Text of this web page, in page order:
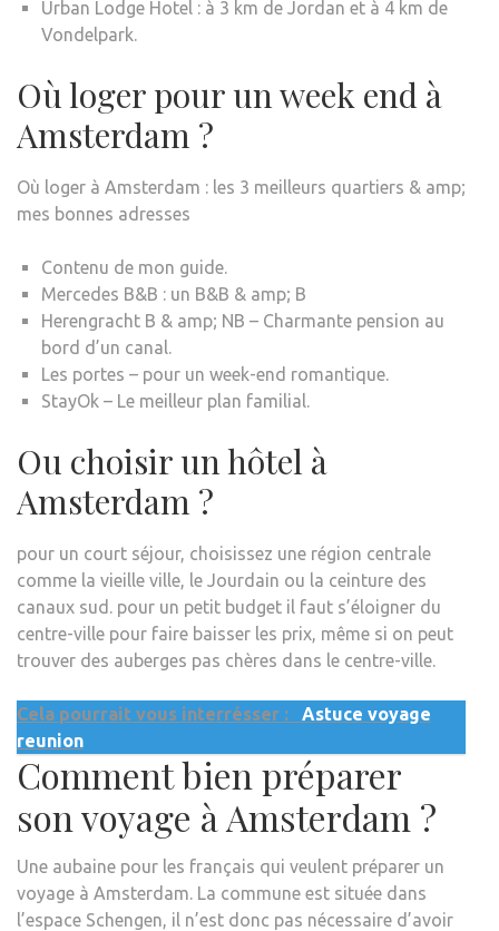
Urban Lodge Hotel : à 3 km de Jordan et à 4 km de
Vondelpark.
Où loger pour un week end à
Amsterdam ?
Où loger à Amsterdam : les 3 meilleurs quartiers & amp;
mes bonnes adresses
Contenu de mon guide.
Mercedes B&B : un B&B & amp; B
Herengracht B & amp; NB – Charmante pension au
bord d’un canal.
Les portes – pour un week-end romantique.
StayOk – Le meilleur plan familial.
Ou choisir un hôtel à
Amsterdam ?
pour un court séjour, choisissez une région centrale
comme la vieille ville, le Jourdain ou la ceinture des
canaux sud. pour un petit budget il faut s’éloigner du
centre-ville pour faire baisser les prix, même si on peut
trouver des auberges pas chères dans le centre-ville.
Cela pourrait vous interrésser :
Astuce voyage
reunion
Comment bien préparer
son voyage à Amsterdam ?
Une aubaine pour les français qui veulent préparer un
voyage à Amsterdam. La commune est située dans
l’espace Schengen, il n’est donc pas nécessaire d’avoir